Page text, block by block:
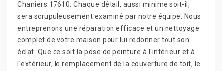
Chaniers 17610. Chaque détail, aussi minime soit-il,
sera scrupuleusement examiné par notre équipe. Nous
entreprenons une réparation efficace et un nettoyage
complet de votre maison pour lui redonner tout son
éclat. Que ce soit la pose de peinture à l'intérieur et à
l'extérieur, le remplacement de la couverture de toit, le